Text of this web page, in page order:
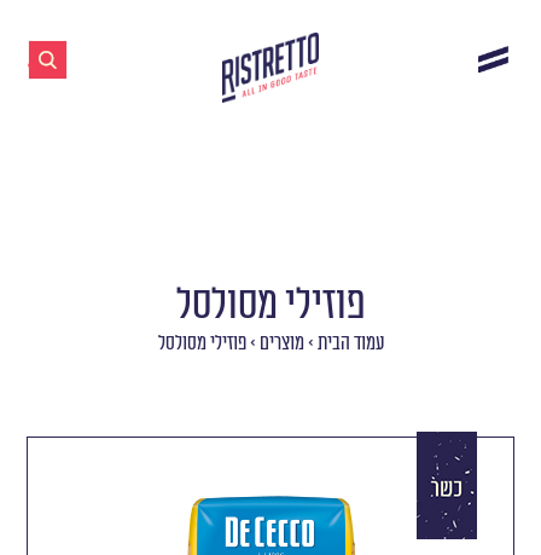
פוזילי מסולסל
עמוד הבית >מוצרים >פוזילי מסולסל